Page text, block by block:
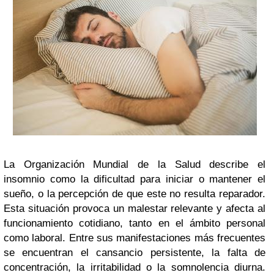
La Organización Mundial de la Salud describe el
insomnio como la dificultad para iniciar o mantener el
sueño, o la percepción de que este no resulta reparador.
Esta situación provoca un malestar relevante y afecta al
funcionamiento cotidiano, tanto en el ámbito personal
como laboral. Entre sus manifestaciones más frecuentes
se encuentran el cansancio persistente, la falta de
concentración, la irritabilidad o la somnolencia diurna.